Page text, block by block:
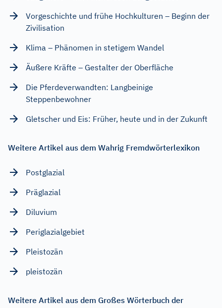
Vorgeschichte und frühe Hochkulturen – Beginn der
Zivilisation
Klima – Phänomen in stetigem Wandel
Äußere Kräfte – Gestalter der Oberfläche
Die Pferdeverwandten: Langbeinige
Steppenbewohner
Gletscher und Eis: Früher, heute und in der Zukunft
Weitere Artikel aus dem Wahrig Fremdwörterlexikon
Postglazial
Präglazial
Diluvium
Periglazialgebiet
Pleistozän
pleistozän
Weitere Artikel aus dem Großes Wörterbuch der